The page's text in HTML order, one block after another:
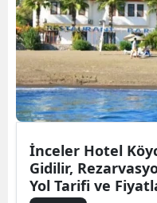
İnceler Hotel
Gidilir,
Yol Tarifi ve